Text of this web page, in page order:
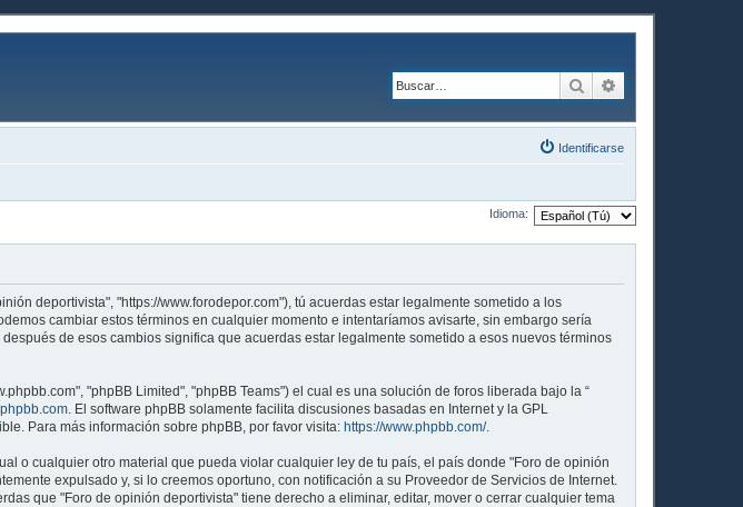
Buscar
Identificarse
Idioma:
deportivista", "https://www.forodepor.com"), tú acuerdas estar legalmente sometido a los
cambiar estos términos en cualquier momento e intentaríamos avisarte, sin embargo sería
de esos cambios significa que acuerdas estar legalmente sometido a esos nuevos términos
"phpBB Limited", "phpBB Teams") el cual es una solución de foros liberada bajo la “
. El software phpBB solamente facilita discusiones basadas en Internet y la GPL
Para más información sobre phpBB, por favor visita: https://www.phpbb.com/.
o cualquier otro material que pueda violar cualquier ley de tu país, el país donde "Foro de opinión
expulsado y, si lo creemos oportuno, con notificación a su Proveedor de Servicios de Internet.
que "Foro de opinión deportivista" tiene derecho a eliminar, editar, mover o cerrar cualquier tema